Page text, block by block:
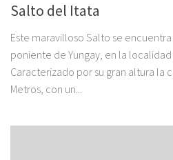
Salto del Itata
Este maravilloso Salto se
poniente de Yungay, en la
Caracterizado por su gran altura la
Metros, con un...